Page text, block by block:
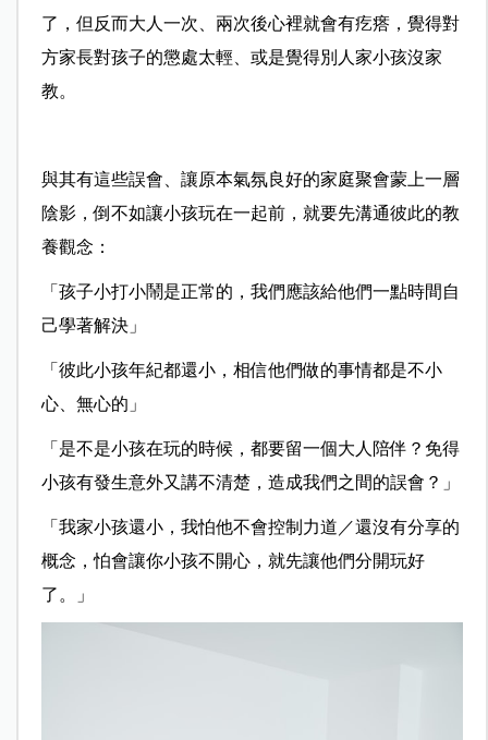
了，但反而大人一次、兩次後心裡就會有疙瘩，覺得對
方家長對孩子的懲處太輕、或是覺得別人家小孩沒家
教。
與其有這些誤會、讓原本氣氛良好的家庭聚會蒙上一層
陰影，倒不如讓小孩玩在一起前，就要先溝通彼此的教
養觀念：
「孩子小打小鬧是正常的，我們應該給他們一點時間自
己學著解決」
「彼此小孩年紀都還小，相信他們做的事情都是不小
心、無心的」
「是不是小孩在玩的時候，都要留一個大人陪伴？免得
小孩有發生意外又講不清楚，造成我們之間的誤會？」
「我家小孩還小，我怕他不會控制力道／還沒有分享的
概念，怕會讓你小孩不開心，就先讓他們分開玩好
了。」